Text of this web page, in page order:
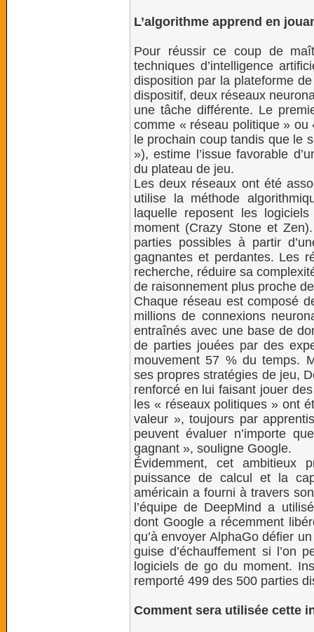
L’algorithme apprend en
Pour réussir ce coup de
techniques d’intelligence
disposition par la plateforme
dispositif, deux réseaux
une tâche différente. Le
comme « réseau politique »
le prochain coup tandis que le
»), estime l’issue favorable
du plateau de jeu.
Les deux réseaux ont été
utilise la méthode
laquelle reposent les
moment (Crazy Stone et
parties possibles à partir
gagnantes et perdantes. Les
recherche, réduire sa
de raisonnement plus proche
Chaque réseau est composé
millions de connexions
entraînés avec une base de
de parties jouées par des
mouvement 57 % du temps.
ses propres stratégies de jeu,
renforcé en lui faisant jouer
les « réseaux politiques » ont
valeur », toujours par
peuvent évaluer n’importe
gagnant », souligne Google.
Évidemment, cet ambitieux
puissance de calcul et la
américain a fourni à travers
l’équipe de DeepMind a
dont Google a récemment
qu’à envoyer AlphaGo défier
guise d’échauffement si l’on
logiciels de go du moment.
remporté 499 des 500 parties
Comment sera utilisée cette